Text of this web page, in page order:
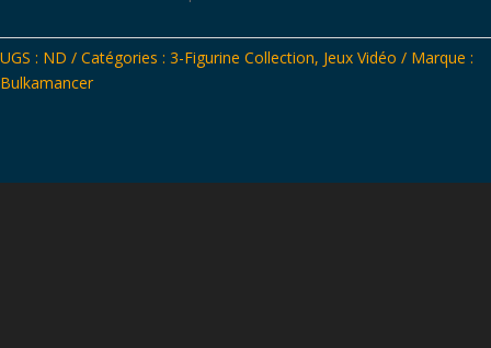
UGS : ND Catégories : 3-Figurine Collection, Jeux Vidéo
Marque :
Bulkamancer